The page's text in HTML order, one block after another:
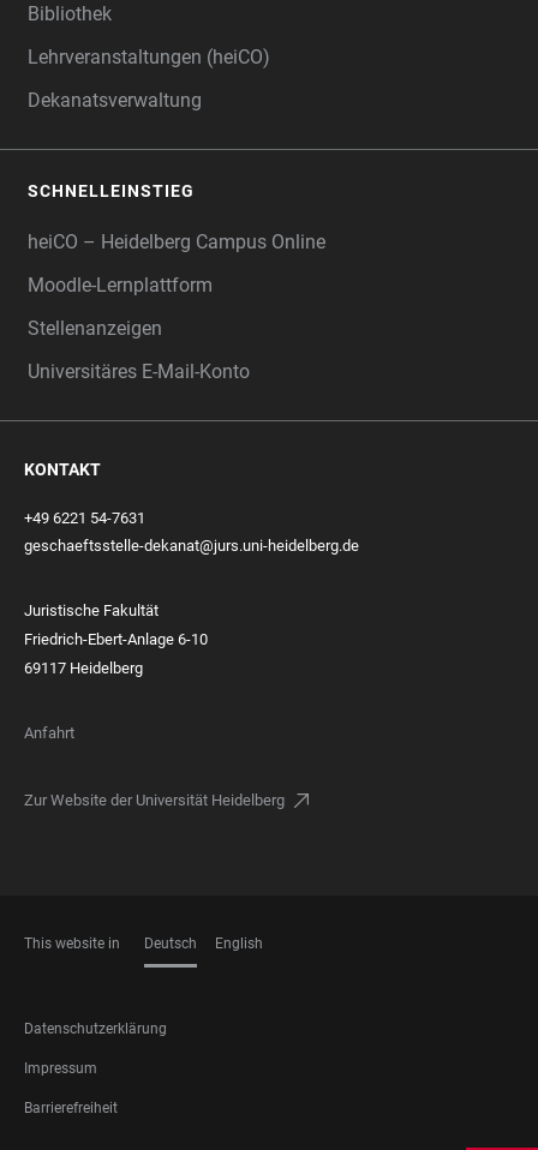
Bibliothek
Lehrveranstaltungen (heiCO)
Dekanatsverwaltung
SCHNELLEINSTIEG
heiCO – Heidelberg Campus Online
Moodle-Lernplattform
Stellenanzeigen
Universitäres E-Mail-Konto
KONTAKT
+49 6221 54-7631
geschaeftsstelle-dekanat@jurs.uni-heidelberg.de
Juristische Fakultät
Friedrich-Ebert-Anlage 6-10
69117 Heidelberg
Anfahrt
Zur Website der Universität Heidelberg
This website in Deutsch English
FOOTER
LEGAL
Datenschutzerklärung
Impressum
Barrierefreiheit